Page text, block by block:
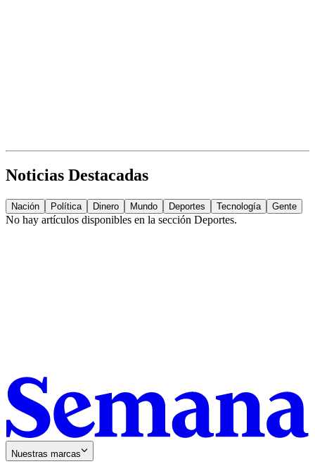
Noticias Destacadas
Nación Política Dinero Mundo Deportes Tecnología Gente
No hay artículos disponibles en la sección Deportes.
Nuestras marcas